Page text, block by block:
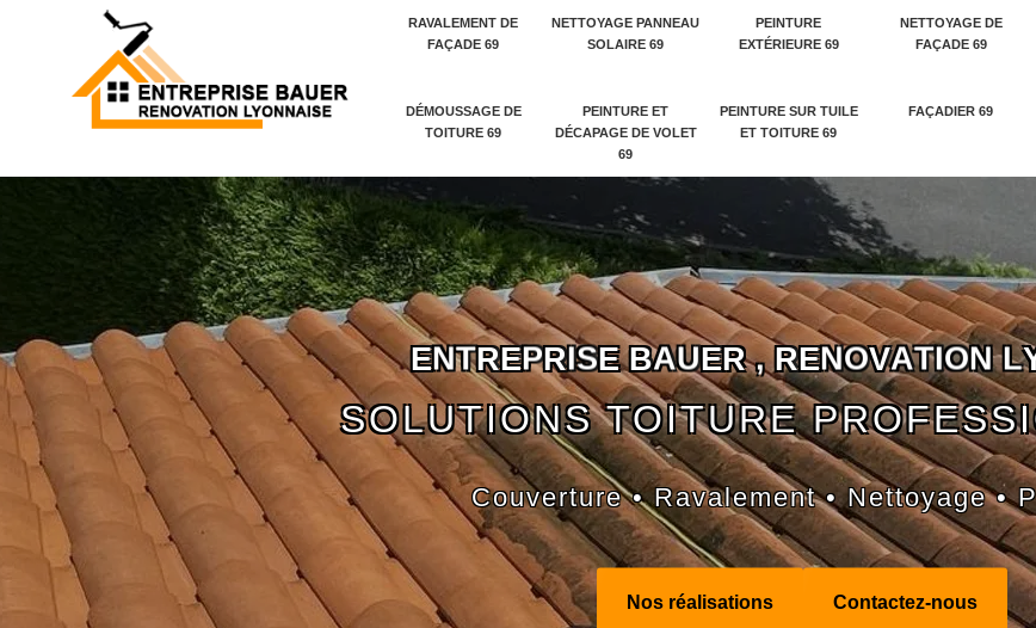
RAVALEMENT DE
FAÇADE 69
NETTOYAGE PANNEAU
SOLAIRE 69
PEINTURE
EXTÉRIEURE 69
NETTOYAGE DE
FAÇADE 69
DÉMOUSSAGE DE
TOITURE 69
PEINTURE ET
DÉCAPAGE DE VOLET
69
PEINTURE SUR TUILE
ET TOITURE 69
FAÇADIER 69
ENTREPRISE BAUER , RENOVATION L
SOLUTIONS TOITURE
Couverture • Ravalement • Nettoyage •
Nos réalisations Contactez-nous